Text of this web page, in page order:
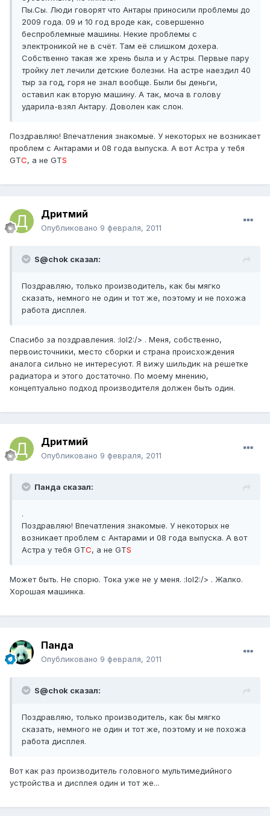
Пы.Сы. Люди говорят что Антары приносили проблемы до
2009 года. 09 и 10 год вроде как, совершенно
беспроблемные машины. Некие проблемы с
электроникой не в счёт. Там её слишком дохера.
Собственно такая же хрень была и у Астры. Первые пару
тройку лет лечили детские болезни. На астре наездил 40
тыр за год, горя не знал вообще. Были бы деньги,
оставил как вторую машину. А так, моча в голову
ударила-взял Антару. Доволен как слон.
Поздравляю! Впечатления знакомые. У некоторых не возникает
проблем с Антарами и 08 года выпуска. А вот Астра у тебя
GTC, а не GTS
Дритмий
Опубликовано 9 февраля, 2011
S@chok сказал:
Поздравляю, только производитель, как бы мягко
сказать, немного не один и тот же, поэтому и не похожа
работа дисплея.
Спасибо за поздравления. :lol2:/> . Меня, собственно,
первоисточники, место сборки и страна происхождения
аналога сильно не интересуют. Я вижу шильдик на решетке
радиатора и этого достаточно. По моему мнению,
концептуально подход производителя должен быть один.
Дритмий
Опубликовано 9 февраля, 2011
Панда сказал:
.
Поздравляю! Впечатления знакомые. У некоторых не
возникает проблем с Антарами и 08 года выпуска. А вот
Астра у тебя GTC, а не GTS
Может быть. Не спорю. Тока уже не у меня. :lol2:/> . Жалко.
Хорошая машинка.
Панда
Опубликовано 9 февраля, 2011
S@chok сказал:
Поздравляю, только производитель, как бы мягко
сказать, немного не один и тот же, поэтому и не похожа
работа дисплея.
Вот как раз производитель головного мультимедийного
устройства и дисплея один и тот же...